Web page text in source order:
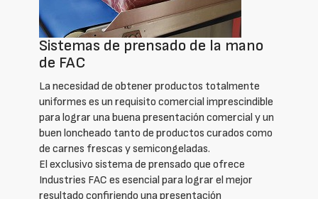
Sistemas de prensado de la mano
de FAC
La necesidad de obtener productos totalmente
uniformes es un requisito comercial imprescindible
para lograr una buena presentación comercial y un
buen loncheado tanto de productos curados como
de carnes frescas y semicongeladas.
El exclusivo sistema de prensado que ofrece
Industries FAC es esencial para lograr el mejor
resultado confiriendo una presentación